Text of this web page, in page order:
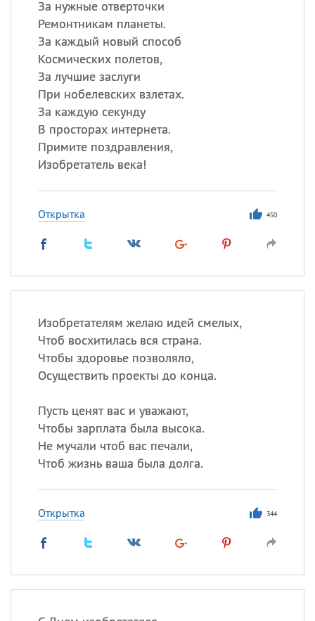
За нужные отверточки
Ремонтникам планеты.
За каждый новый способ
Космических полетов,
За лучшие заслуги
При нобелевских взлетах.
За каждую секунду
В просторах интернета.
Примите поздравления,
Изобретатель века!
Открытка 450
Изобретателям желаю идей смелых,
Чтоб восхитилась вся страна.
Чтобы здоровье позволяло,
Осуществить проекты до конца.
Пусть ценят вас и уважают,
Чтобы зарплата была высока.
Не мучали чтоб вас печали,
Чтоб жизнь ваша была долга.
Открытка 344